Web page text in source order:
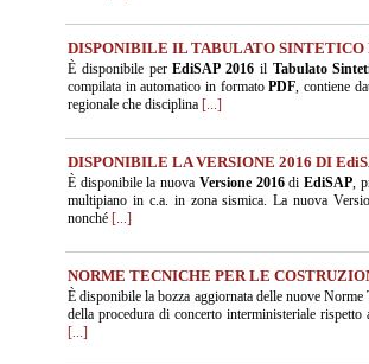
DISPONIBILE IL TABULATO
È disponibile perEdiSAP 2016 il Tabulato
compilata in automatico in formatoPDF, contiene
regionale che disciplina [...]
DISPONIBILE LA VERSIONE 2016 DI
È disponibile la nuova Versione 2016diEdiSAP,
multipiano in c.a. in zona sismica. La nuova
nonché [...]
NORME TECNICHE PER LE
È disponibile la bozza aggiornata delle nuove
della procedura di concerto interministeriale
[...]